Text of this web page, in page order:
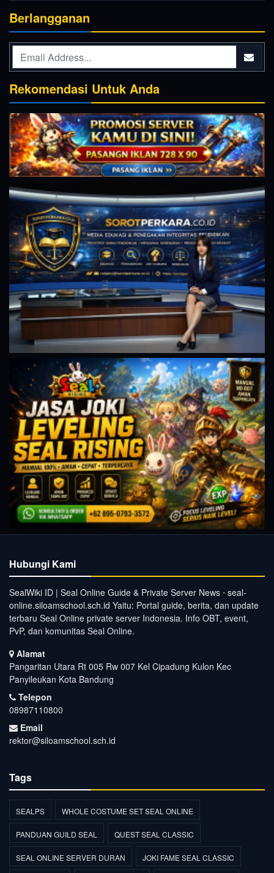
Berlangganan
Rekomendasi Untuk Anda
Hubungi Kami
SealWiki ID | Seal Online Guide & Private Server News ⋅ seal-
online.siloamschool.sch.id Yaitu: Portal guide, berita, dan update
terbaru Seal Online private server Indonesia. Info OBT, event,
PvP, dan komunitas Seal Online.
Alamat
Pangaritan Utara Rt 005 Rw 007 Kel Cipadung Kulon Kec
Panyileukan Kota Bandung
Telepon
08987110800
Email
rektor@siloamschool.sch.id
Tags
SEALPS WHOLE COSTUME SET SEAL ONLINE
PANDUAN GUILD SEAL QUEST SEAL CLASSIC
SEAL ONLINE SERVER DURAN JOKI FAME SEAL CLASSIC